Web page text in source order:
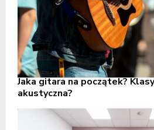
Jaka gitara na początek?
akustyczna?